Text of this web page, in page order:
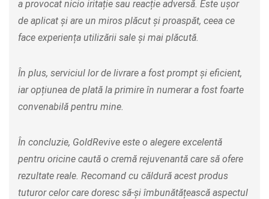
a provocat nicio iritație sau reacție adversă. Este ușor
de aplicat și are un miros plăcut și proaspăt, ceea ce
face experiența utilizării sale și mai plăcută.
În plus, serviciul lor de livrare a fost prompt și eficient,
iar opțiunea de plată la primire în numerar a fost foarte
convenabilă pentru mine.
În concluzie, GoldRevive este o alegere excelentă
pentru oricine caută o cremă rejuvenantă care să ofere
rezultate reale. Recomand cu căldură acest produs
tuturor celor care doresc să-și îmbunătățească aspectul